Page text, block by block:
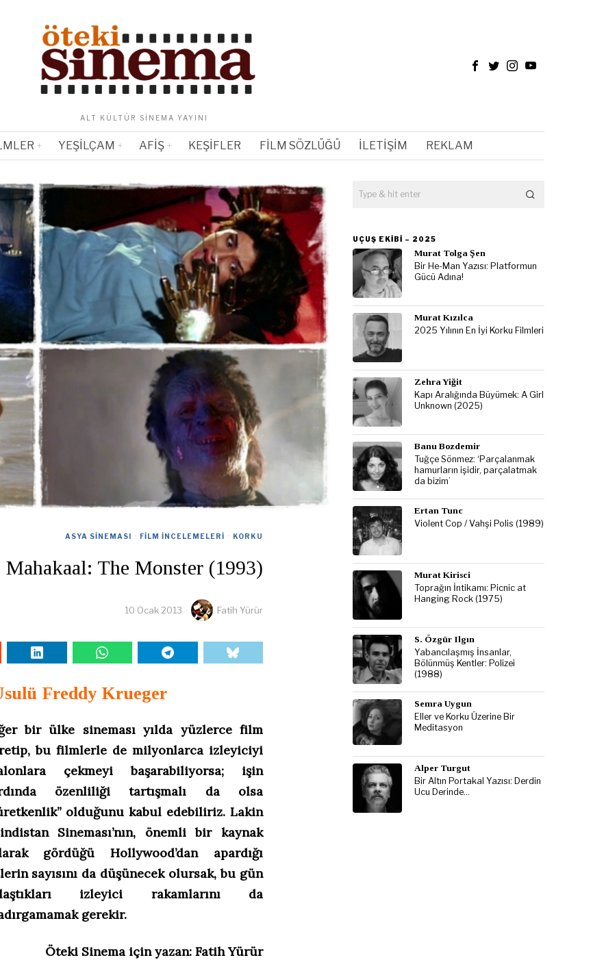
ALT KÜLTÜR SINEMA YAYINI
YEŞILÇAM AFIŞ KEŞIFLER FILM SÖZLÜĞÜ İLETIŞIM REKLAM
ASYA SINEMASI · FILM İNCELEMELERI · KORKU
Mahakaal: The Monster (1993)
10 Ocak 2013 Fatih Yürür
Freddy Krueger
bir ülke sineması yılda yüzlerce film
bu filmlerle de milyonlarca izleyiciyi
çekmeyi başarabiliyorsa; işin
özenliliği tartışmalı da olsa
olduğunu kabul edebiliriz. Lakin
Sineması’nın, önemli bir kaynak
gördüğü Hollywood’dan apardığı
sayısını da düşünecek olursak, bu gün
izleyici rakamlarını da
gerekir.
Öteki Sinema için yazan: Fatih Yürür
UÇUŞ EKIBI – 2025
Murat Tolga Şen
Bir He-Man Yazısı: Platformun
Gücü Adına!
Murat Kızılca
2025 Yılının En İyi Korku Filmleri
Zehra Yiğit
Kapı Aralığında Büyümek: A Girl
Unknown (2025)
Banu Bozdemir
Tuğçe Sönmez: ‘Parçalanmak
hamurların işidir, parçalatmak
da bizim’
Ertan Tunc
Violent Cop / Vahşi Polis (1989)
Murat Kirisci
Toprağın İntikamı: Picnic at
Hanging Rock (1975)
S. Özgür Ilgın
Yabancılaşmış İnsanlar,
Bölünmüş Kentler: Polizei
(1988)
Semra Uygun
Eller ve Korku Üzerine Bir
Meditasyon
Alper Turgut
Bir Altın Portakal Yazısı: Derdin
Ucu Derinde…